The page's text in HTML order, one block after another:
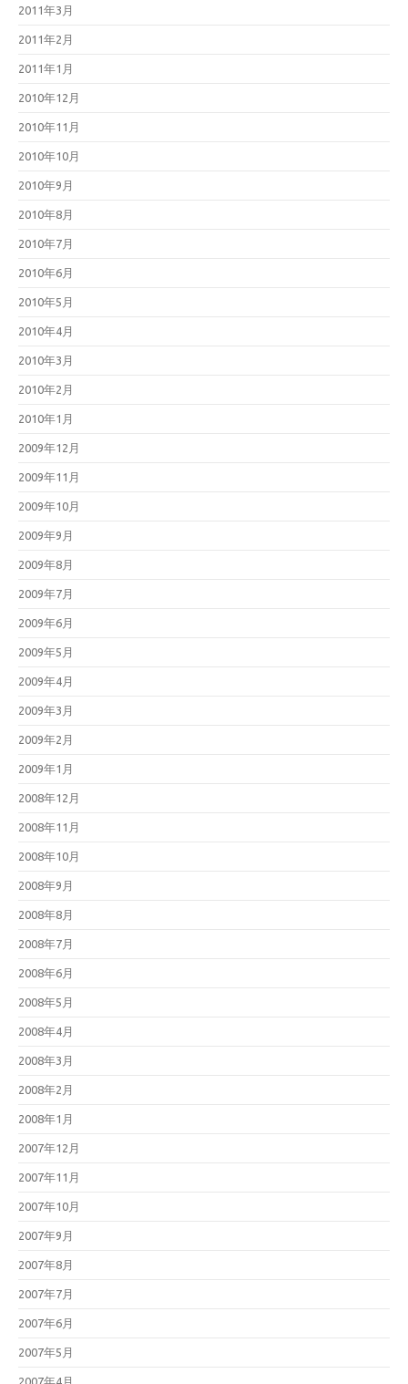
2011年3月
2011年2月
2011年1月
2010年12月
2010年11月
2010年10月
2010年9月
2010年8月
2010年7月
2010年6月
2010年5月
2010年4月
2010年3月
2010年2月
2010年1月
2009年12月
2009年11月
2009年10月
2009年9月
2009年8月
2009年7月
2009年6月
2009年5月
2009年4月
2009年3月
2009年2月
2009年1月
2008年12月
2008年11月
2008年10月
2008年9月
2008年8月
2008年7月
2008年6月
2008年5月
2008年4月
2008年3月
2008年2月
2008年1月
2007年12月
2007年11月
2007年10月
2007年9月
2007年8月
2007年7月
2007年6月
2007年5月
2007年4月